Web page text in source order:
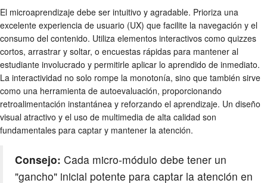
El microaprendizaje debe ser intuitivo y agradable. Prioriza una
excelente experiencia de usuario (UX) que facilite la navegación y el
consumo del contenido. Utiliza elementos interactivos como quizzes
cortos, arrastrar y soltar, o encuestas rápidas para mantener al
estudiante involucrado y permitirle aplicar lo aprendido de inmediato.
La interactividad no solo rompe la monotonía, sino que también sirve
como una herramienta de autoevaluación, proporcionando
retroalimentación instantánea y reforzando el aprendizaje. Un diseño
visual atractivo y el uso de multimedia de alta calidad son
fundamentales para captar y mantener la atención.
Consejo: Cada micro-módulo debe tener un
"gancho" inicial potente para captar la atención en